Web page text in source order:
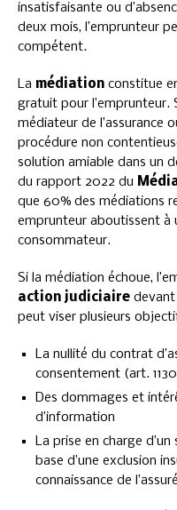
insatisfaisante ou
deux mois, l’emprunteur
compétent.
La médiation constitue
gratuit pour l’emprunteur.
médiateur de l’assurance
procédure non
solution amiable dans un
du rapport 2022 du
que 60% des médiations
emprunteur aboutissent à
consommateur.
Si la médiation échoue,
action judiciaire devant
peut viser plusieurs
La nullité du contrat
consentement (art.
Des dommages et
d’information
La prise en charge
base d’une exclusion
connaissance de l’assuré